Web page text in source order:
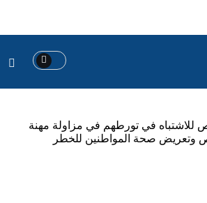
للاشتباه في تورطهم في مزاولة مهنة
وتعريض صحة المواطنين للخطر